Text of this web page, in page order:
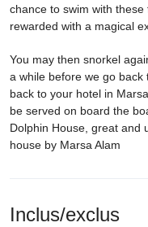
chance to swim with
rewarded with a magical
You may then snorkel
a while before we go
back to your hotel in
be served on board the
Dolphin House, great and
house by Marsa Alam
Inclus/exclus